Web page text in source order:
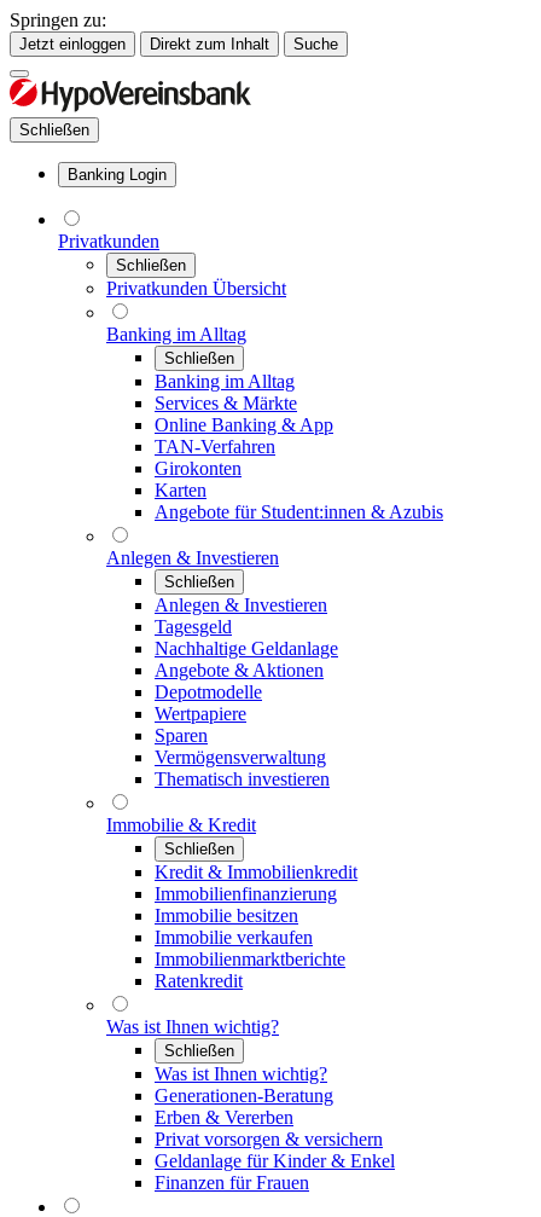
Springen zu:
Jetzt einloggen Direkt zum Inhalt Suche
Schließen
Banking Login
Privatkunden
Schließen
Privatkunden Übersicht
Banking im Alltag
Schließen
Banking im Alltag
Services & Märkte
Online Banking & App
TAN-Verfahren
Girokonten
Karten
Angebote für Student:innen & Azubis
Anlegen & Investieren
Schließen
Anlegen & Investieren
Tagesgeld
Nachhaltige Geldanlage
Angebote & Aktionen
Depotmodelle
Wertpapiere
Sparen
Vermögensverwaltung
Thematisch investieren
Immobilie & Kredit
Schließen
Kredit & Immobilienkredit
Immobilienfinanzierung
Immobilie besitzen
Immobilie verkaufen
Immobilienmarktberichte
Ratenkredit
Was ist Ihnen wichtig?
Schließen
Was ist Ihnen wichtig?
Generationen-Beratung
Erben & Vererben
Privat vorsorgen & versichern
Geldanlage für Kinder & Enkel
Finanzen für Frauen